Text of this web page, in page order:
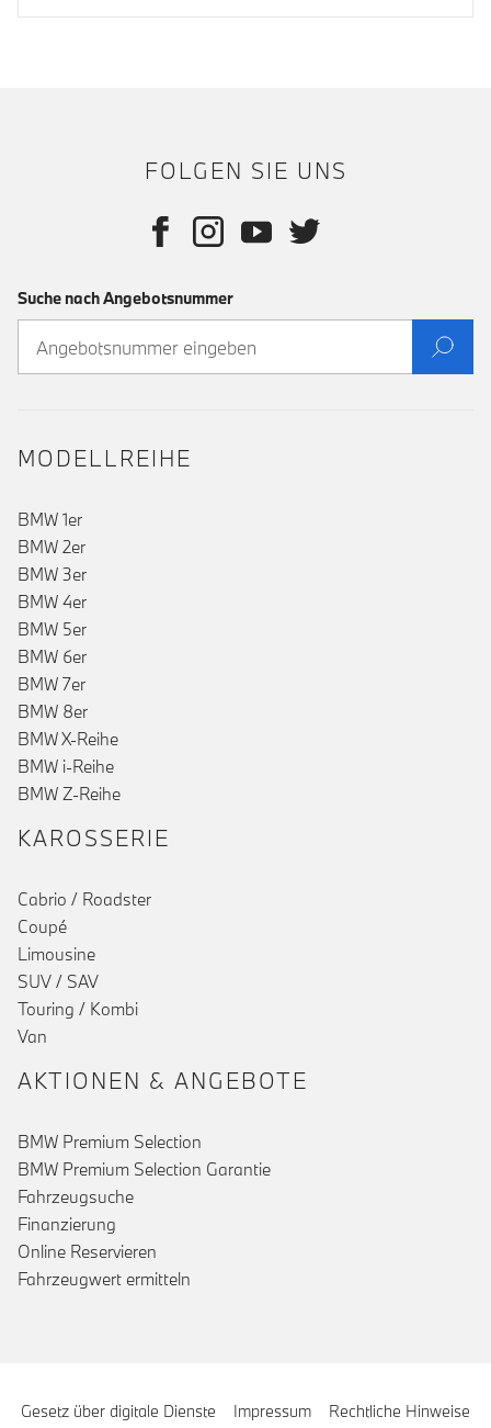
FOLGEN SIE UNS
Suche nach Angebotsnummer
MODELLREIHE
BMW 1er
BMW 2er
BMW 3er
BMW 4er
BMW 5er
BMW 6er
BMW 7er
BMW 8er
BMW X-Reihe
BMW i-Reihe
BMW Z-Reihe
KAROSSERIE
Cabrio / Roadster
Coupé()
Limousine
SUV / SAV
Touring / Kombi
Van
AKTIONEN & ANGEBOTE
BMW Premium Selection
BMW Premium Selection Garantie
Fahrzeugsuche
Finanzierung
Online Reservieren
Fahrzeugwert ermitteln
Gesetz über digitale Dienste Impressum Rechtliche Hinweise